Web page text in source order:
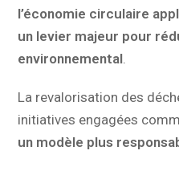
l’économie circulaire
un levier majeur pour
environnemental
La revalorisation des
initiatives engagées
un modèle plus